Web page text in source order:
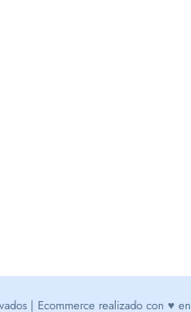
| Ecommerce realizado con ♥ en